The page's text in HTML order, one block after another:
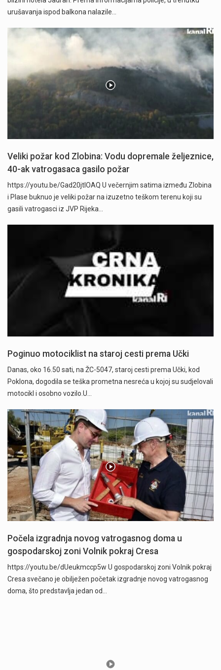
urušavanja ispod balkona nalazile…
Veliki požar kod Zlobina: Vodu dopremale željeznice,
40-ak vatrogasaca gasilo požar
https://youtu.be/Gad20jtIOAQ U večernjim satima između Zlobina
i Plase buknuo je veliki požar na izuzetno teškom terenu koji su
gasili vatrogasci iz JVP Rijeka…
Poginuo motociklist na staroj cesti prema Učki
Danas, oko 16.50 sati, na ŽC-5047, staroj cesti prema Učki, kod
Poklona, dogodila se teška prometna nesreća u kojoj su sudjelovali
motocikl i osobno vozilo.U…
Počela izgradnja novog vatrogasnog doma u
gospodarskoj zoni Volnik pokraj Cresa
https://youtu.be/dUeukmccp5w U gospodarskoj zoni Volnik pokraj
Cresa svečano je obilježen početak izgradnje novog vatrogasnog
doma, što predstavlja jedan od…